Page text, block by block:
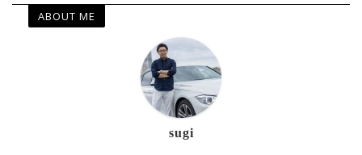
ABOUT ME
sugi